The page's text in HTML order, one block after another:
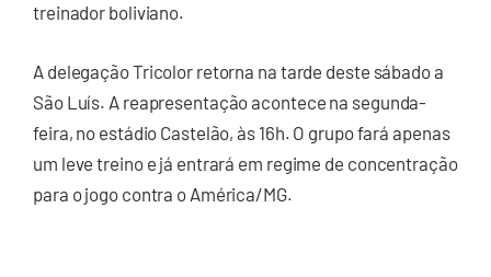
treinador boliviano.
A delegação Tricolor retorna na tarde deste sábado a
São Luís. A reapresentação acontece na segunda-
feira, no estádio Castelão, às 16h. O grupo fará apenas
um leve treino e já entrará em regime de concentração
para o jogo contra o América/MG.